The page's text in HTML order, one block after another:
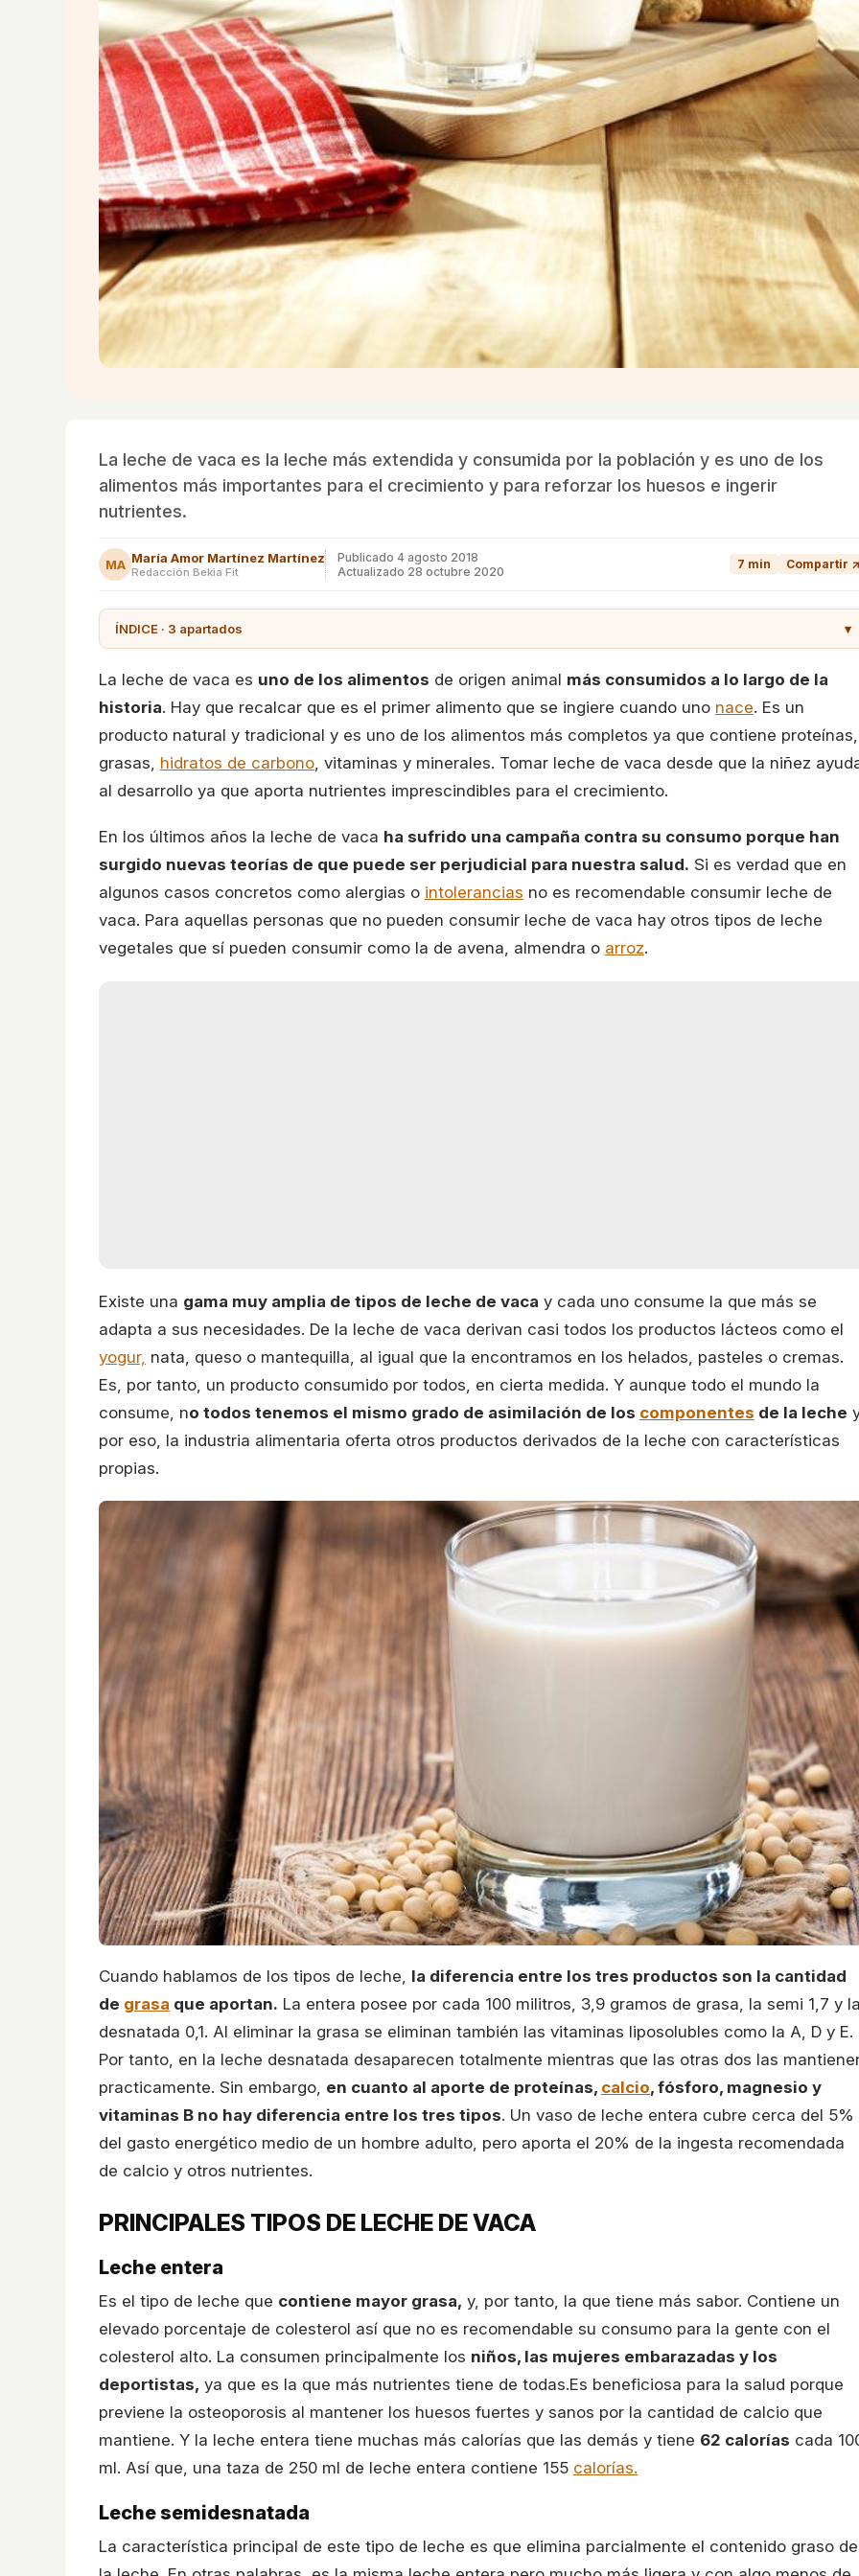
La leche de vaca es la leche más extendida y consumida por la población y es uno de los
alimentos más importantes para el crecimiento y para reforzar los huesos e ingerir
nutrientes.
MA María Amor Martínez Martínez
Redacción Bekia Fit
Publicado 4 agosto 2018
Actualizado 28 octubre 2020
7 min Compartir ↗
ÍNDICE · 3 apartados ▾
La leche de vaca es uno de los alimentos de origen animal más consumidos a lo largo de la
historia. Hay que recalcar que es el primer alimento que se ingiere cuando uno nace. Es un
producto natural y tradicional y es uno de los alimentos más completos ya que contiene proteínas,
grasas, hidratos de carbono , vitaminas y minerales. Tomar leche de vaca desde que la niñez
al desarrollo ya que aporta nutrientes imprescindibles para el crecimiento.
En los últimos años la leche de vaca ha sufrido una campaña contra su consumo porque han
surgido nuevas teorías de que puede ser perjudicial para nuestra salud. Si es verdad que en
algunos casos concretos como alergias o intolerancias no es recomendable consumir leche de
vaca. Para aquellas personas que no pueden consumir leche de vaca hay otros tipos de leche
vegetales que sí pueden consumir como la de avena, almendra o arroz.
Existe una gama muy amplia de tipos de leche de vaca y cada uno consume la que más se
adapta a sus necesidades. De la leche de vaca derivan casi todos los productos lácteos como el
yogur, nata, queso o mantequilla, al igual que la encontramos en los helados, pasteles o cremas.
Es, por tanto, un producto consumido por todos, en cierta medida. Y aunque todo el mundo la
consume, no todos tenemos el mismo grado de asimilación de los componentes de la leche
por eso, la industria alimentaria oferta otros productos derivados de la leche con características
propias.
Cuando hablamos de los tipos de leche, la diferencia entre los tres productos son la cantidad
de grasa que aportan. La entera posee por cada 100 militros, 3,9 gramos de grasa, la semi 1,7 y
desnatada 0,1. Al eliminar la grasa se eliminan también las vitaminas liposolubles como la A, D y E.
Por tanto, en la leche desnatada desaparecen totalmente mientras que las otras dos las
practicamente. Sin embargo, en cuanto al aporte de proteínas, calcio, fósforo, magnesio y
vitaminas B no hay diferencia entre los tres tipos. Un vaso de leche entera cubre cerca del 5%
del gasto energético medio de un hombre adulto, pero aporta el 20% de la ingesta recomendada
de calcio y otros nutrientes.
PRINCIPALES TIPOS DE LECHE DE VACA
Leche entera
Es el tipo de leche que contiene mayor grasa, y, por tanto, la que tiene más sabor. Contiene un
elevado porcentaje de colesterol así que no es recomendable su consumo para la gente con el
colesterol alto. La consumen principalmente los niños, las mujeres embarazadas y los
deportistas, ya que es la que más nutrientes tiene de todas.Es beneficiosa para la salud porque
previene la osteoporosis al mantener los huesos fuertes y sanos por la cantidad de calcio que
mantiene. Y la leche entera tiene muchas más calorías que las demás y tiene 62 calorías cada
ml. Así que, una taza de 250 ml de leche entera contiene 155 calorías.
Leche semidesnatada
La característica principal de este tipo de leche es que elimina parcialmente el contenido graso de